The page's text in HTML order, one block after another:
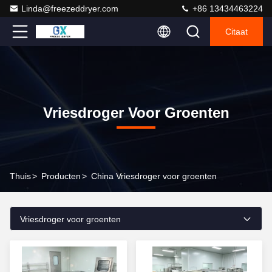
Linda@freezeddryer.com +86 13434463224
Citaat
Vriesdroger Voor Groenten
Thuis> Producten> China Vriesdroger voor groenten
Vriesdroger voor groenten